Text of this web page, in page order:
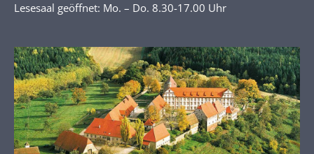
Lesesaal geöffnet: Mo. – Do. 8.30-17.00 Uhr